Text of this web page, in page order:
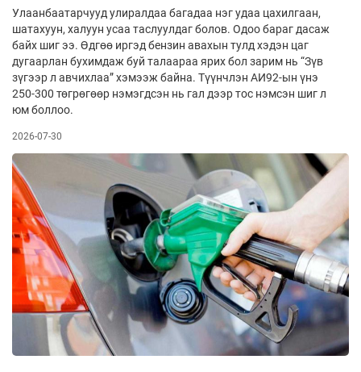
Улаанбаатарчууд улиралдаа багадаа нэг удаа цахилгаан,
шатахуун, халуун усаа таслуулдаг болов. Одоо бараг дасаж
байх шиг ээ. Өдгөө иргэд бензин авахын тулд хэдэн цаг
дугаарлан бухимдаж буй талаараа ярих бол зарим нь “Зүв
зүгээр л авчихлаа” хэмээж байна. Түүнчлэн АИ92-ын үнэ
250-300 төгрөгөөр нэмэгдсэн нь гал дээр тос нэмсэн шиг л
юм боллоо.
2026-07-30